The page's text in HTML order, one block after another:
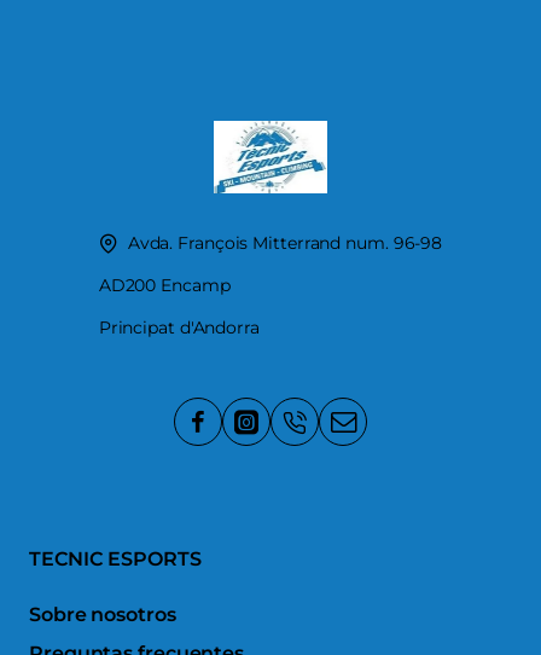
Avda. François Mitterrand num. 96-98
AD200 Encamp
Principat d'Andorra
TECNIC ESPORTS
Sobre nosotros